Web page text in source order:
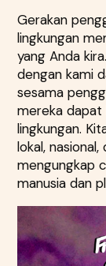
Gerakan
lingkungan
yang Anda
dengan kami
sesama
mereka dapat
lingkungan.
lokal,
mengungkap
manusia dan